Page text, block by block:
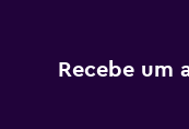
Recebe um